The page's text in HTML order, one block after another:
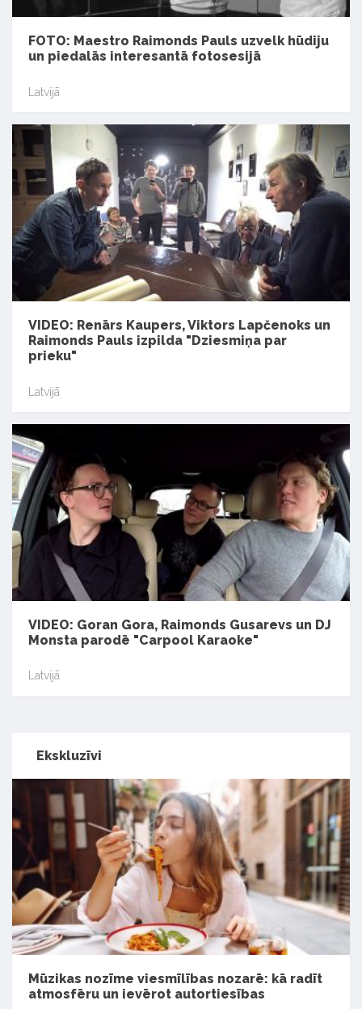
FOTO: Maestro Raimonds Pauls uzvelk hūdiju
un piedalās interesantā fotosesijā
Latvijā
VIDEO: Renārs Kaupers, Viktors Lapčenoks un
Raimonds Pauls izpilda "Dziesmiņa par
prieku"
Latvijā
VIDEO: Goran Gora, Raimonds Gusarevs un DJ
Monsta parodē "Carpool Karaoke"
Latvijā
Ekskluzīvi
Mūzikas nozīme viesmīlības nozarē: kā radīt
atmosfēru un ievērot autortiesības